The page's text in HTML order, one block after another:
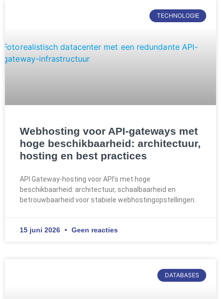
TECHNOLOGIE
Webhosting voor API-gateways met
hoge beschikbaarheid: architectuur,
hosting en best practices
API Gateway-hosting voor API’s met hoge
beschikbaarheid: architectuur, schaalbaarheid en
betrouwbaarheid voor stabiele webhostingopstellingen.
15 juni 2026 Geen reacties
DATABASES